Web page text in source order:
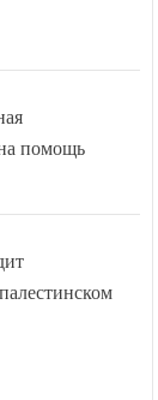
помощь